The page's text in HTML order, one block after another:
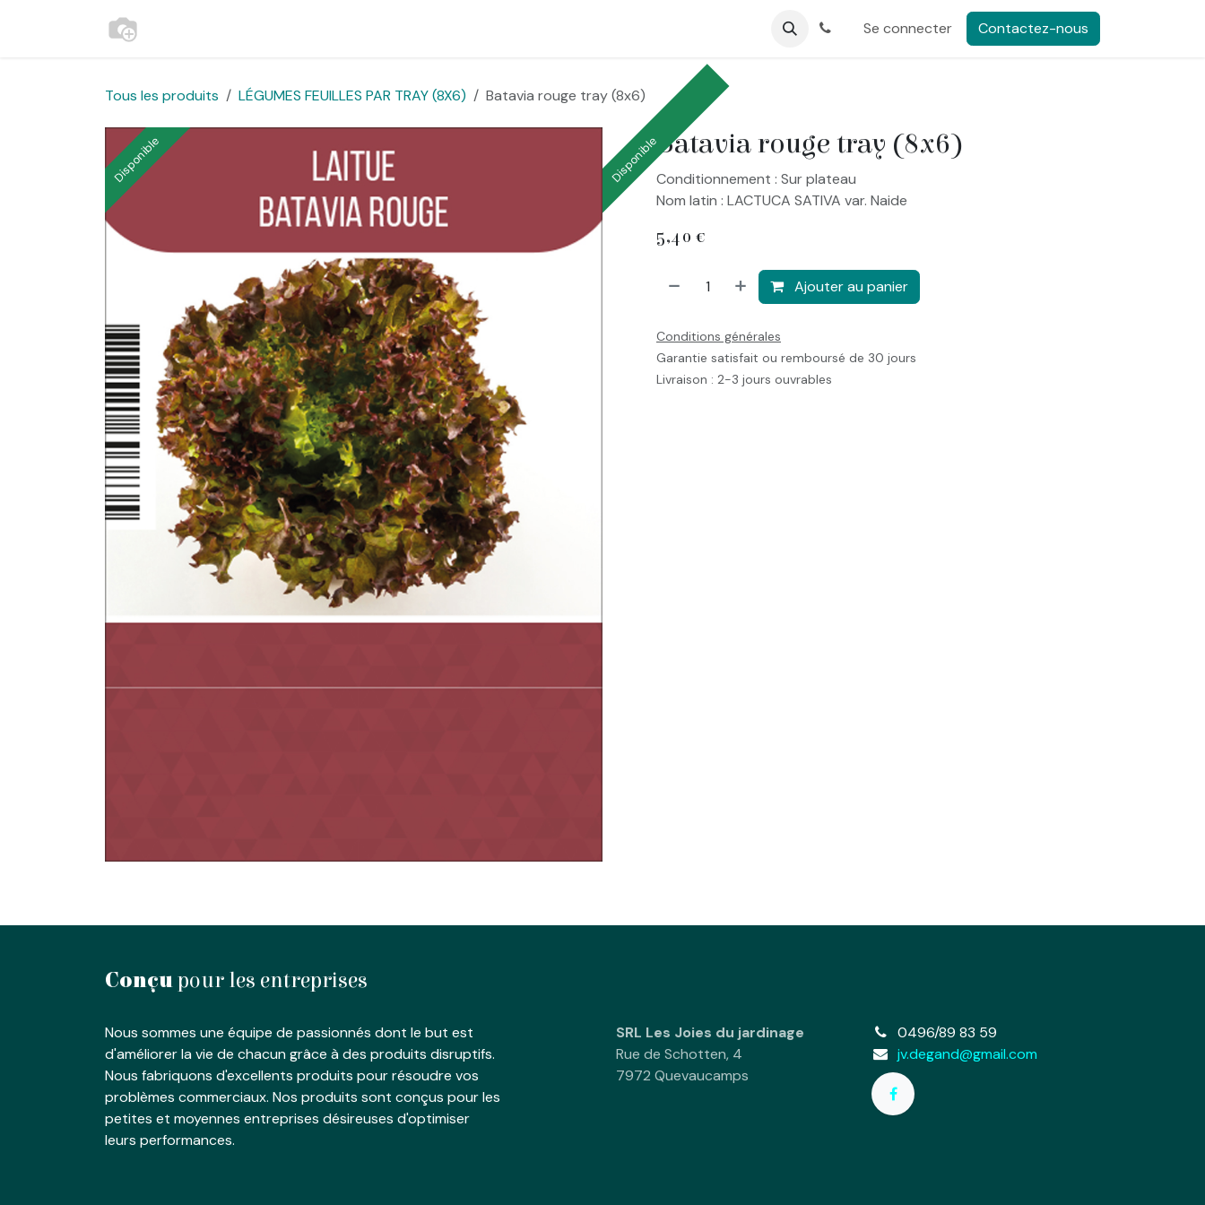
Se connecter Contactez-nous
Tous les produits LÉGUMES FEUILLES PAR TRAY (8X6) Batavia rouge tray (8x6)
Disponible Batavia rouge tray (8x6)
DisponibleConditionnement : Sur plateau
Nom latin : LACTUCA SATIVA var. Naide
5,40 €
Ajouter au panier
Conditions générales
Garantie satisfait ou remboursé de 30 jours
Livraison : 2-3 jours ouvrables
Conçupour les entreprises
Nous sommes une équipe de passionnés dont le but est
d'améliorer la vie de chacun grâce à des produits disruptifs.
Nous fabriquons d'excellents produits pour résoudre vos
problèmes commerciaux. Nos produits sont conçus pour les
petites et moyennes entreprises désireuses d'optimiser
leurs performances.
SRL Les Joies du jardinage
Rue de Schotten, 4
7972 Quevaucamps
0496/89 83 59
jv.degand@gmail.com